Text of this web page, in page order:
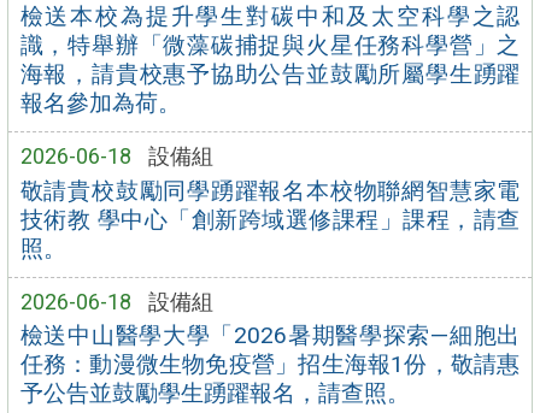
檢送本校為提升學生對碳中和及太空科學之認
識，特舉辦「微藻碳捕捉與火星任務科學營」之
海報，請貴校惠予協助公告並鼓勵所屬學生踴躍
報名參加為荷。
2026-06-18 設備組
敬請貴校鼓勵同學踴躍報名本校物聯網智慧家電
技術教 學中心「創新跨域選修課程」課程，請查
照。
2026-06-18 設備組
檢送中山醫學大學「2026暑期醫學探索—細胞出
任務：動漫微生物免疫營」招生海報1份，敬請惠
予公告並鼓勵學生踴躍報名，請查照。